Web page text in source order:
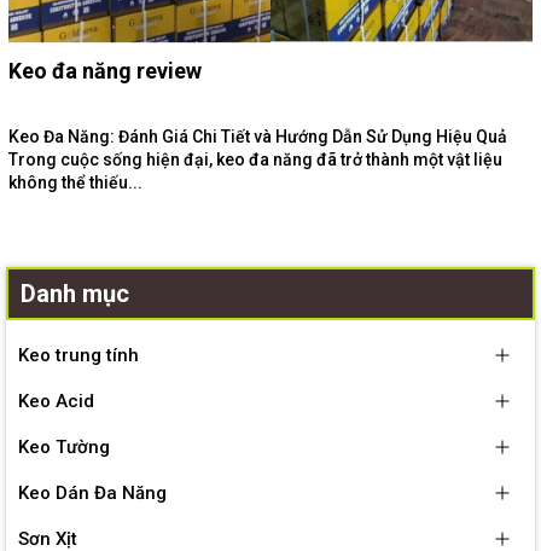
Keo đa năng review
Keo Đa Năng: Đánh Giá Chi Tiết và Hướng Dẫn Sử Dụng Hiệu Quả
Trong cuộc sống hiện đại, keo đa năng đã trở thành một vật liệu
không thể thiếu...
Danh mục
Keo trung tính
Keo Acid
Keo Tường
Keo Dán Đa Năng
Sơn Xịt